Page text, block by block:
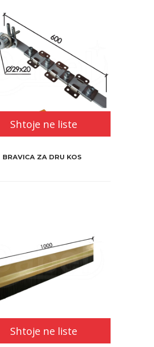
Shtoje ne liste
BRAVICA ZA DRU KOS
Shtoje ne liste